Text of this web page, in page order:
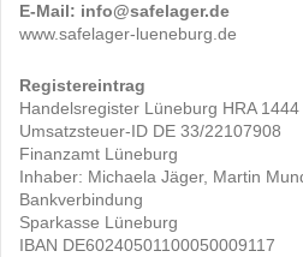
E-Mail: info@safelager.de
www.safelager-lueneburg.de
Registereintrag
Handelsregister Lüneburg HRA 1444
Umsatzsteuer-ID DE 33/22107908
Finanzamt Lüneburg
Inhaber: Michaela Jäger, Martin
Bankverbindung
Sparkasse Lüneburg
IBAN DE60240501100050009117